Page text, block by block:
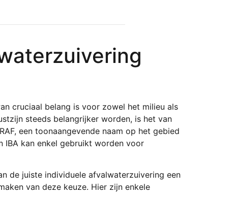
cruciaal belang is voor zowel het milieu als
steeds belangrijker worden, is het van
een toonaangevende naam op het gebied
IBA kan enkel gebruikt worden voor
de juiste individuele afvalwaterzuivering een
van deze keuze. Hier zijn enkele